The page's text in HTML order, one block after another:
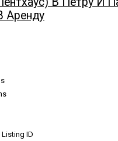
Аренду
Listing ID